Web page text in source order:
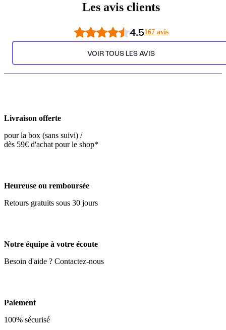
Les avis clients
4.5167 avis
VOIR TOUS LES AVIS
Livraison offerte
pour la box (sans suivi) /
dès 59€ d'achat pour le shop*
Heureuse ou remboursée
Retours gratuits sous 30 jours
Notre équipe à votre écoute
Besoin d'aide ? Contactez-nous
Paiement
100% sécurisé